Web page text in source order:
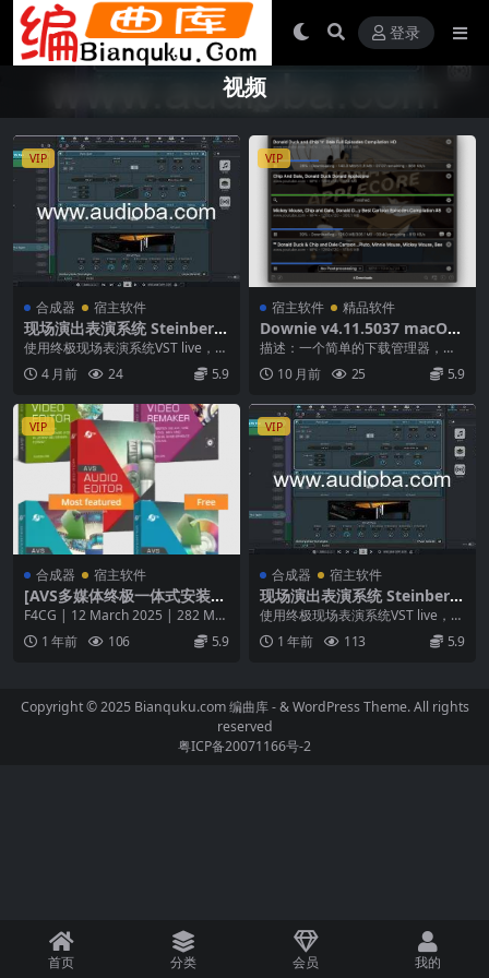
登录
视频
VIP
合成器 宿主软件
现场演出表演系统 Steinberg
VST Live Pro v3.0.30 WiN M
使用终极现场表演系统VST live，让
您的生活更轻松。这是一个独特、
稳定的软件...
4 月前 24 5.9
VIP
宿主软件 精品软件
Downie v4.11.5037 macOS
快速下载YOUTUBE B站等视
描述：一个简单的下载管理器，让
您可以快速将来自不同网站的视频
保存到您自己的磁盘驱...
10 月前 25 5.9
VIP
合成器 宿主软件
[AVS多媒体终极一体式安装
包] Ascensio System AVS Al
l in One Product Pack v6.0.
2-F4CG [WiN]（282MB）
F4CG | 12 March 2025 | 282 MB
安装方法：安装&am...
1 年前 106 5.9
VIP
合成器 宿主软件
现场演出表演系统 Steinberg
VST Live Pro v2.2.52 WiN M
AC
使用终极现场表演系统VST live，让
您的生活更轻松。这是一个独特、
稳定的软件...
1 年前 113 5.9
Copyright © 2025 Bianquku.com编曲库- & WordPress Theme. All rights
reserved
粤ICP备20071166号-2
首页 分类 会员 我的